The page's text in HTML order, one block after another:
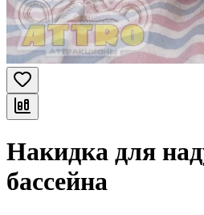
Накидка для
бассейна